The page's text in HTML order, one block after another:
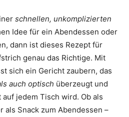
schnellen, unkomplizierten
Idee für ein Abendessen oder
dann ist dieses Rezept für
genau das Richtige. Mit
sich ein Gericht zaubern, das
auch optisch überzeugt und
jedem Tisch wird. Ob als
als Snack zum Abendessen –